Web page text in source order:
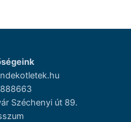
Széchenyi út 89.